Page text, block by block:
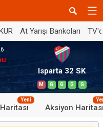
At Yarışı Bankoları
Isparta 32 SK
M G G G G
Yeni
Aksiyon